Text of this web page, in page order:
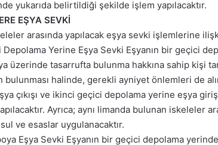
yukarıda belirtildiği şekilde işlem yapılacaktır.
EŞYA SEVKİ
arasında yapılacak eşya sevki işlemlerine
Yerine Eşya Sevki Eşyanın bir geçici
tasarrufta bulunma hakkına sahip kişi
halinde, gerekli ayniyet önlemleri de
çıkışı ve ikinci geçici depolama yerine eşya
Ayrıca; aynı limanda bulunan iskeleler
ve esaslar uygulanacaktır.
Eşya Sevki Eşyanın bir geçici depolama